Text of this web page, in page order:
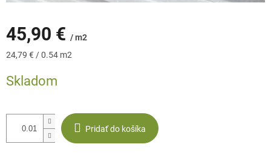
45,90 € / m2
Jednotková
24,79 € / 0.54 m2
Skladom
Pridať do košíka